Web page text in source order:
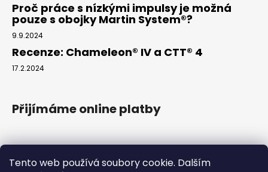
Tento web používá soubory cookie. Dalším
Proč práce s nízkými impulsy je možná
pouze s obojky Martin System®?
9.9.2024
Recenze: Chameleon® IV a CTT® 4
17.2.2024
Přijímáme online platby